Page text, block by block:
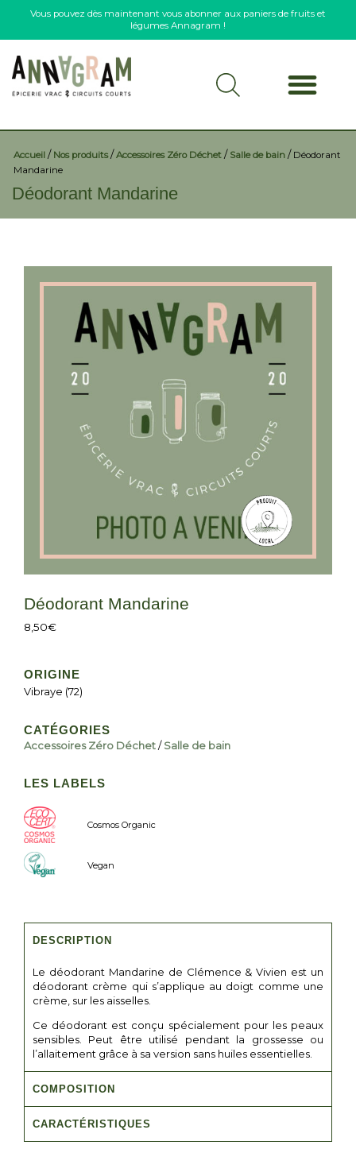
Accueil / Nos produits/Accessoires Zéro Déchet / Salle de bain / Déodorant
Mandarine
Déodorant Mandarine
Déodorant Mandarine
8,50€
ORIGINE
Vibraye (72)
CATÉGORIES
Accessoires Zéro Déchet/Salle de bain
LES LABELS
Cosmos Organic
Vegan
DESCRIPTION
Le déodorant Mandarine de Clémence & Vivien est un
déodorant crème qui s’applique au doigt comme une
crème, sur les aisselles.
Ce déodorant est conçu spécialement pour les peaux
sensibles. Peut être utilisé pendant la grossesse ou
l’allaitement grâce à sa version sans huiles essentielles.
COMPOSITION
CARACTÉRISTIQUES
Vous pouvez dès maintenant vous abonner aux paniers de fruits et
légumes Annagram !